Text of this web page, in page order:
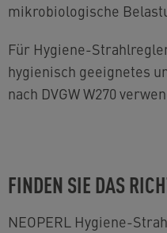
mikrobiologische
Für Hygiene-
hygienisch geeignetes
nach DVGW W270
FINDEN SIE DAS
NEOPERL Hygiene-